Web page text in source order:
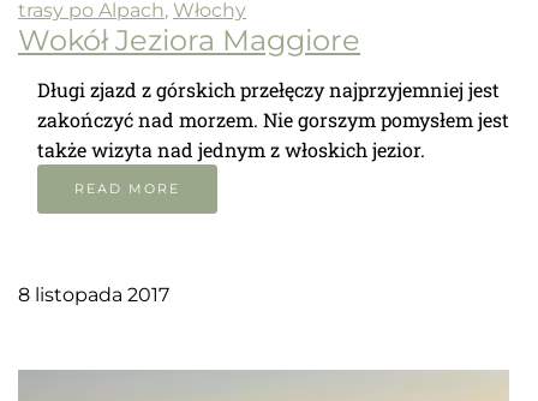
trasy po Alpach, Włochy
Wokół Jeziora Maggiore
Długi zjazd z górskich przełęczy najprzyjemniej jest
zakończyć nad morzem. Nie gorszym pomysłem jest
także wizyta nad jednym z włoskich jezior.
READ MORE
8 listopada 2017